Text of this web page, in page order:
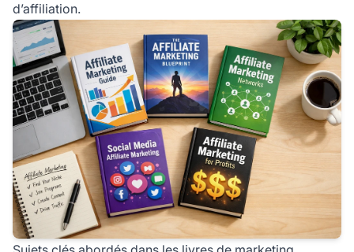
d’affiliation.